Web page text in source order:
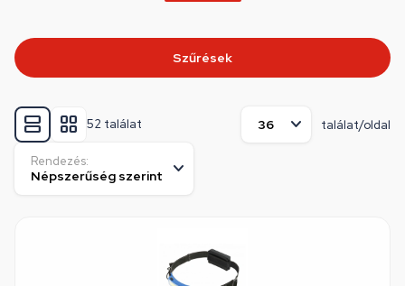
52 találat találat/oldal
Rendezés:
Szűrések